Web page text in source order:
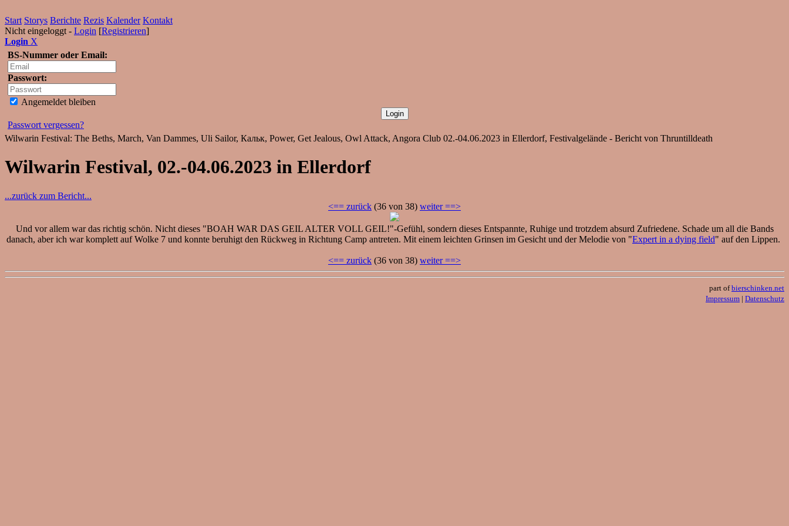
Start Storys Berichte Rezis Kalender Kontakt
Nicht eingeloggt - Login [Registrieren]
Login X
BS-Nummer oder Email:
Passwort:
Angemeldet bleiben
Passwort vergessen?
Wilwarin Festival: The Beths, March, Van Dammes, Uli Sailor, Кальк, Power, Get Jealous, Owl Attack, Angora Club 02.-04.06.2023 in Ellerdorf, Festivalgelände - Bericht von Thruntilldeath
Wilwarin Festival, 02.-04.06.2023 in Ellerdorf
...zurück zum Bericht...
<== zurück (36 von 38) weiter ==>
Und vor allem war das richtig schön. Nicht dieses "BOAH WAR DAS GEIL ALTER VOLL GEIL!"-Gefühl, sondern dieses Entspannte, Ruhige und trotzdem absurd Zufriedene. Schade um all die Bands
danach, aber ich war komplett auf Wolke 7 und konnte beruhigt den Rückweg in Richtung Camp antreten. Mit einem leichten Grinsen im Gesicht und der Melodie von "Expert in a dying field" auf den Lippen.
<== zurück (36 von 38) weiter ==>
part ofbierschinken.net
Impressum | Datenschutz